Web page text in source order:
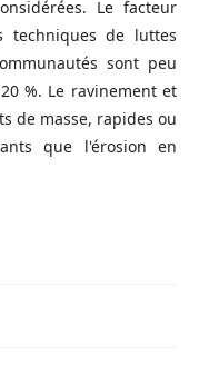
Le facteur
techniques de luttes
sont peu
%. Le ravinement et
de masse, rapides ou
que l'érosion en